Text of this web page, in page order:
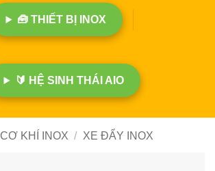
🧰 THIẾT BỊ INOX
🔰 HỆ SINH THÁI AIO
CƠ KHÍ INOX / XE ĐẨY INOX